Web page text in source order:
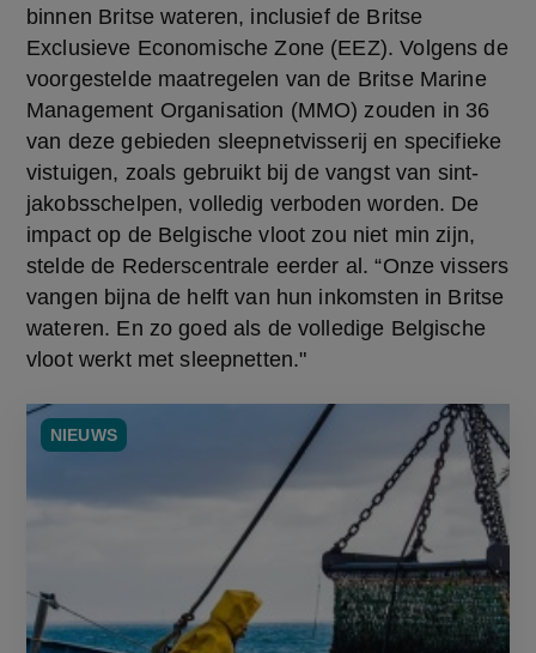
binnen Britse wateren, inclusief de Britse
Exclusieve Economische Zone (EEZ). Volgens de
voorgestelde maatregelen van de Britse Marine
Management Organisation (MMO) zouden in 36
van deze gebieden sleepnetvisserij en specifieke
vistuigen, zoals gebruikt bij de vangst van sint-
jakobsschelpen, volledig verboden worden. De
impact op de Belgische vloot zou niet min zijn,
stelde de Rederscentrale eerder al. “Onze vissers
vangen bijna de helft van hun inkomsten in Britse
wateren. En zo goed als de volledige Belgische
vloot werkt met sleepnetten."
NIEUWS